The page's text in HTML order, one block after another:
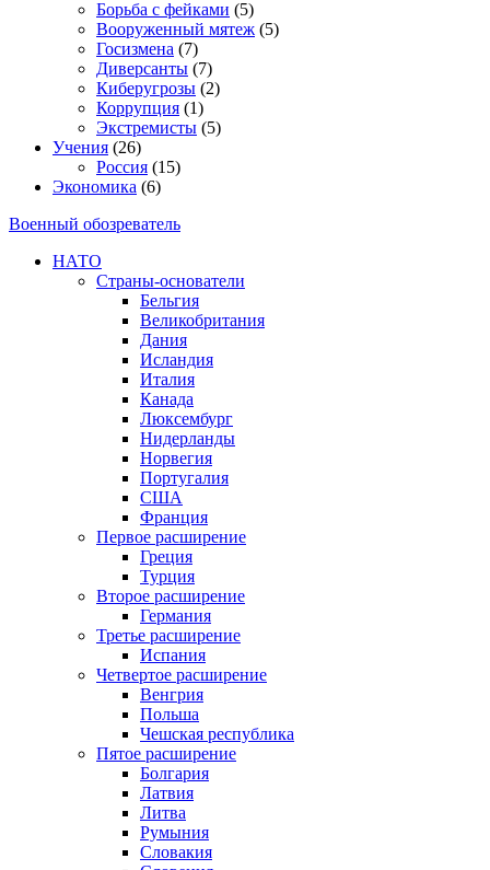
Борьба с фейками (5)
Вооруженный мятеж (5)
Госизмена (7)
Диверсанты (7)
Киберугрозы (2)
Коррупция (1)
Экстремисты (5)
Учения (26)
Россия (15)
Экономика (6)
Военный обозреватель
НАТО
Страны-основатели
Бельгия
Великобритания
Дания
Исландия
Италия
Канада
Люксембург
Нидерланды
Норвегия
Португалия
США
Франция
Первое расширение
Греция
Турция
Второе расширение
Германия
Третье расширение
Испания
Четвертое расширение
Венгрия
Польша
Чешская республика
Пятое расширение
Болгария
Латвия
Литва
Румыния
Словакия